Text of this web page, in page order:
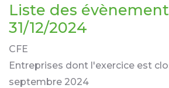
Liste des
31/12/2024
CFE
Entreprises dont l'exercice est
septembre 2024